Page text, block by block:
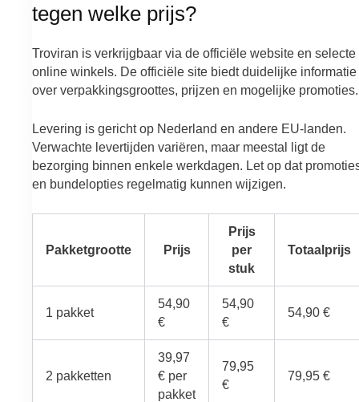
tegen welke prijs?
Troviran is verkrijgbaar via de officiële website en selecte
online winkels. De officiële site biedt duidelijke informatie
over verpakkingsgroottes, prijzen en mogelijke promoties.
Levering is gericht op Nederland en andere EU-landen.
Verwachte levertijden variëren, maar meestal ligt de
bezorging binnen enkele werkdagen. Let op dat
en bundelopties regelmatig kunnen wijzigen.
Pakketgrootte Prijs
Prijs
per
stuk
Totaalprijs
1 pakket
54,90
€
54,90
€
54,90 €
2 pakketten
39,97
€ per
pakket
79,95
€
79,95 €